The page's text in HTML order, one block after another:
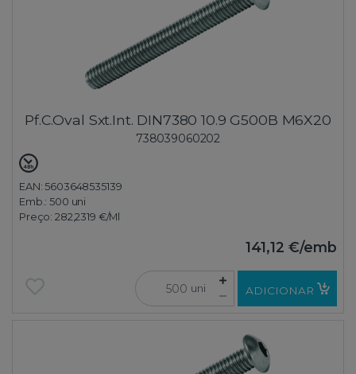
Pf.C.Oval Sxt.Int. DIN7380 10.9 G500B M6X20
738039060202
EAN: 5603648535139
Emb.:500 uni
Preço: 282,2319 €/Ml
141,12 €/emb
uni ADICIONAR